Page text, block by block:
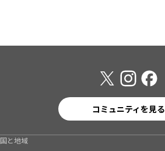
コミュニティを見る
国と地域